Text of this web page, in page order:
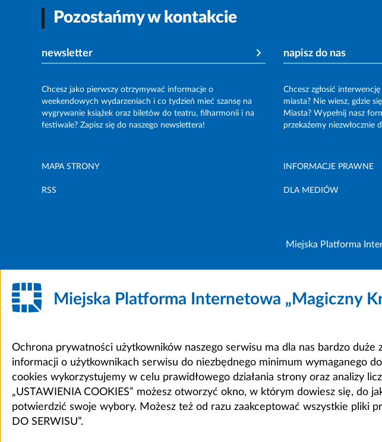
Pozostańmy w kontakcie
newsletter
Chcesz jako pierwszy otrzymywać informacje o
weekendowych wydarzeniach i co tydzień mieć szansę na
wygrywanie książek oraz biletów do teatru, filharmonii i na
festiwale? Zapisz się do naszego newslettera!
napisz do nas
Chcesz zgłosić
miasta? Nie wiesz, gdzie
Miasta? Wypełnij nasz
przekażemy niezwłocznie
MAPA STRONY INFORMACJE PRAWNE
RSS DLA MEDIÓW
Miejska Platforma
Miejska Platforma Internetowa „Magiczny
Ochrona prywatności użytkowników naszego serwisu ma dla nas bardzo duże
informacji o użytkownikach serwisu do niezbędnego minimum wymaganego
cookies wykorzystujemy w celu prawidłowego działania strony oraz analizy
„USTAWIENIA COOKIES” możesz otworzyć okno, w którym dowiesz się, do
potwierdzić swoje wybory. Możesz też od razu zaakceptować wszystkie pliki
DO SERWISU”.